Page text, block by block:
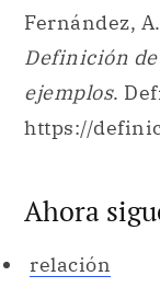
Fernández,
Definición
ejemplos.
https://
Ahora
relación